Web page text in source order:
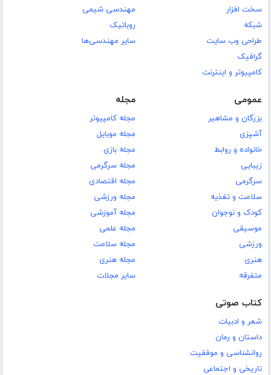
سخت افزار
شبکه
طراحی وب سایت
گرافیک
کامپیوتر و اینترنت
مهندسی شیمی
روباتیک
سایر مهندسی‌ها
عمومی
بزرگان و مشاهیر
آشپزی
خانواده و روابط
زیبایی
سرگرمی
سلامت و تغذیه
کودک و نوجوان
موسیقی
ورزشی
هنری
متفرقه
مجله
مجله کامپیوتر
مجله موبایل
مجله بازی
مجله سرگرمی
مجله اقتصادی
مجله ورزشی
مجله آموزشی
مجله علمی
مجله سلامت
مجله هنری
سایر مجلات
کتاب صوتی
شعر و ادبیات
داستان و رمان
روانشناسی و موفقیت
تاریخی و اجتماعی